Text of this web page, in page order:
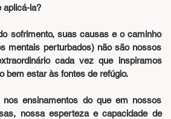
aplicá-la?
sofrimento, suas causas e o caminho
mentais perturbados) não são nossos
cada vez que inspiramos
bem estar às fontes de refúgio.
ensinamentos do que em nossos
nossa esperteza e capacidade de